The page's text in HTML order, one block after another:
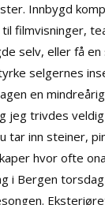
Innbygd
filmvisninger,
selv, eller få
selgernes
en
jeg trivdes
tar inn steiner,
hvor ofte
i Bergen